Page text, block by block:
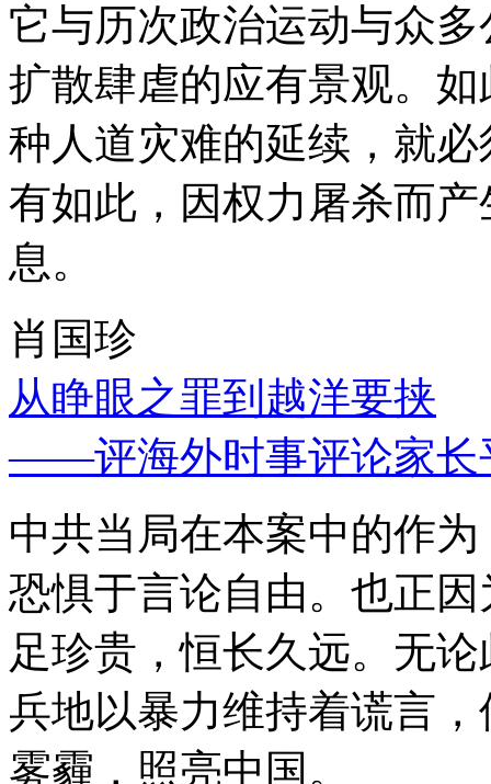
它与历次政治运动与众
扩散肆虐的应有景观。
种人道灾难的延续，就
有如此，因权力屠杀而
息。
肖国珍
从睁眼之罪到越洋要挟
——评海外时事评论家长
中共当局在本案中的作
恐惧于言论自由。也正
足珍贵，恒长久远。无
兵地以暴力维持着谎言
雾霾，照亮中国。